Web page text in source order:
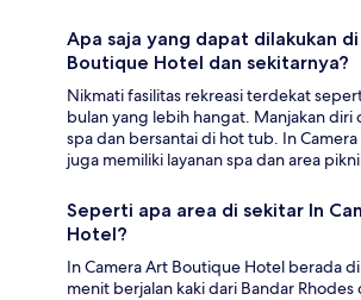
Apa saja yang dapat dilakukan
Boutique Hotel dan sekitarnya?
Nikmati fasilitas rekreasi terdekat
bulan yang lebih hangat. Manjakan
spa dan bersantai di hot tub. In
juga memiliki layanan spa dan area
Seperti apa area di sekitar In
Hotel?
In Camera Art Boutique Hotel berada
menit berjalan kaki dari Bandar Rhodes